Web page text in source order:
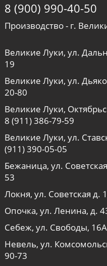
8 (900) 990-40-50
Производство - г.
Великие Луки, ул.
19
Великие Луки, ул.
20-80
Великие Луки,
8 (911) 386-79-59
Великие Луки, ул.
(911) 390-05-05
Бежаница, ул.
53
Локня, ул. Советская д.
Опочка, ул. Ленина, д.
Себеж, ул. Свободы,
Невель, ул.
90-73